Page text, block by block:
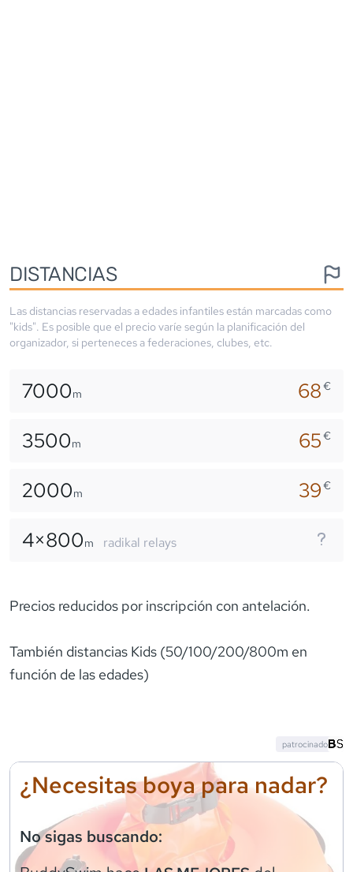
DISTANCIAS
Las distancias reservadas a edades infantiles están marcadas como
"kids". Es posible que el precio varíe según la planificación del
organizador, si perteneces a federaciones, clubes, etc.
7000m 68€
3500m 65€
2000m 39€
4×800m radikal relays
Precios reducidos por inscripción con antelación.
También distancias Kids (50/100/200/800m en
función de las edades)
¿Necesitas boya para nadar?
No sigas buscando:
patrocinado